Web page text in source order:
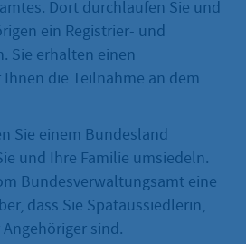
Dort durchlaufen Sie und
ein Registrier- und
Sie erhalten einen
Ihnen die Teilnahme an dem
Sie einem Bundesland
und Ihre Familie umsiedeln.
Bundesverwaltungsamt eine
dass Sie Spätaussiedlerin,
sind.